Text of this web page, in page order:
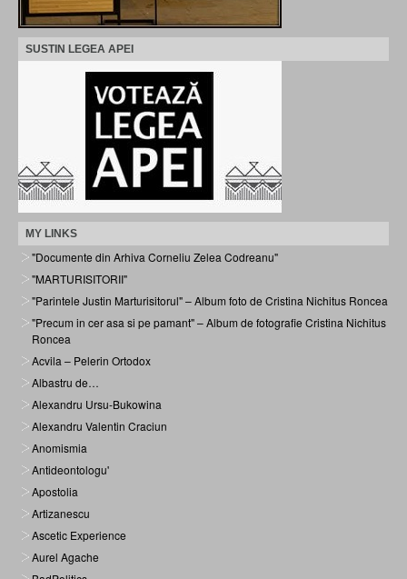
SUSTIN LEGEA APEI
MY LINKS
"Documente din Arhiva Corneliu Zelea Codreanu"
"MARTURISITORII"
"Parintele Justin Marturisitorul" – Album foto de Cristina Nichitus Roncea
"Precum in cer asa si pe pamant" – Album de fotografie Cristina Nichitus
Roncea
Acvila – Pelerin Ortodox
Albastru de…
Alexandru Ursu-Bukowina
Alexandru Valentin Craciun
Anomismia
Antideontologu'
Apostolia
Artizanescu
Ascetic Experience
Aurel Agache